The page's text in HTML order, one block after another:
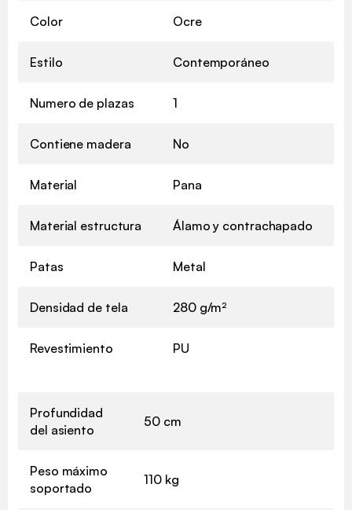
Color Ocre
Estilo Contemporáneo
Numero de plazas 1
Contiene madera No
Material Pana
Material estructura Álamo y contrachapado
Patas Metal
Densidad de tela 280 g/m²
Revestimiento PU
Profundidad
del asiento
50 cm
Peso máximo
soportado
110 kg